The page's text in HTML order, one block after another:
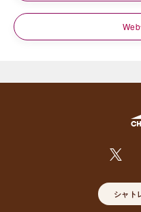
シャト